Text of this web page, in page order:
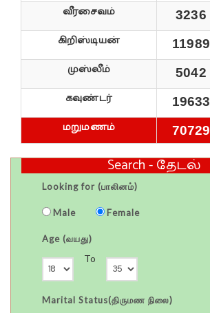
வீரசைவம் 3236
கிறிஸ்டியன் 11989
முஸ்லீம் 5042
கவுண்டர் 19633
மறுமணம் 70729
Search - தேடல்
Looking for (பாலினம்)
Male Female
Age (வயது)
To
Marital Status(திருமண நிலை)